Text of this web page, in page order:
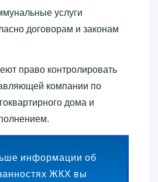
услуги
договорам и законам
право контролировать
компании по
дома и
информации об
ЖКХ вы